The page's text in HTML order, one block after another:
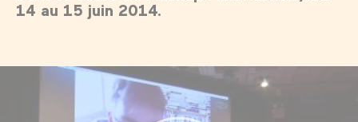
14 au 15 juin 2014.